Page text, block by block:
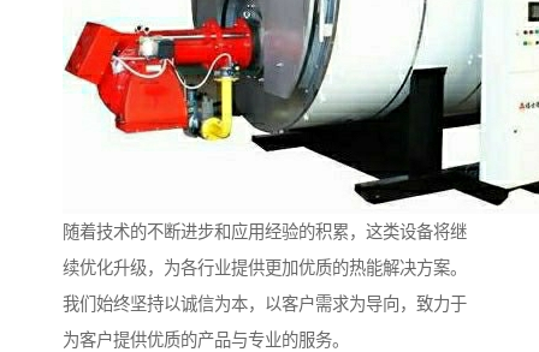
随着技术的不断进步和应用经验的积累，这类设备将继
续优化升级，为各行业提供更加优质的热能解决方案。
我们始终坚持以诚信为本，以客户需求为导向，致力于
为客户提供优质的产品与专业的服务。